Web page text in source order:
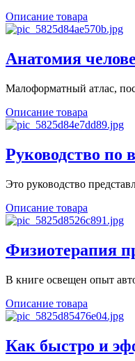
Описание товара
Анатомия
Малоформатный атлас,
Описание товара
Руководство по
Это руководство
Описание товара
Физиотерапия
В книге освещен опыт
Описание товара
Как быстро и